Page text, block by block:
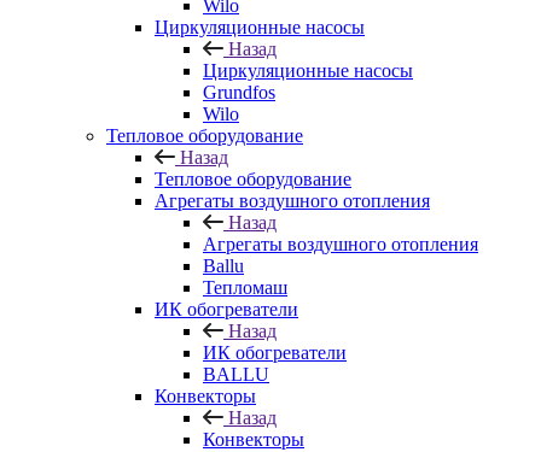
Wilo
Циркуляционные насосы
Назад
Циркуляционные насосы
Grundfos
Wilo
Тепловое оборудование
Назад
Тепловое оборудование
Агрегаты воздушного отопления
Назад
Агрегаты воздушного отопления
Ballu
Тепломаш
ИК обогреватели
Назад
ИК обогреватели
BALLU
Конвекторы
Назад
Конвекторы